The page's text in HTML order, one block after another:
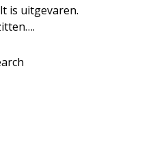
is uitgevaren.